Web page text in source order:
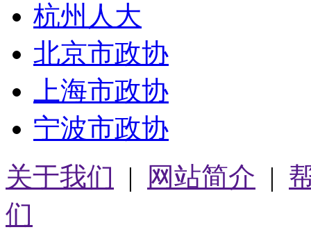
杭州人大
北京市政协
上海市政协
宁波市政协
关于我们 | 网站简介 |
们